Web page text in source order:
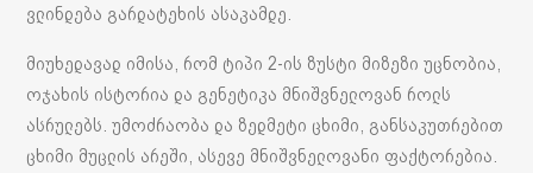
ვლინდება გარდატეხის ასაკამდე.
მიუხედავად იმისა, რომ ტიპი 2-ის ზუსტი მიზეზი უცნობია,
ოჯახის ისტორია და გენეტიკა მნიშვნელოვან როლს
ასრულებს. უმოძრაობა და ზედმეტი ცხიმი, განსაკუთრებით
ცხიმი მუცლის არეში, ასევე მნიშვნელოვანი ფაქტორებია.